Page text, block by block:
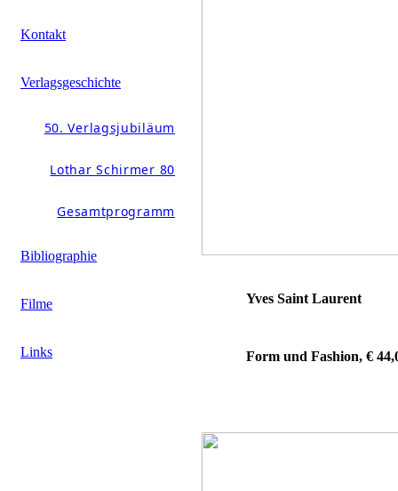
Kontakt
Verlagsgeschichte
50. Verlagsjubiläum
Lothar Schirmer 80
Gesamtprogramm
Bibliographie
Filme
Links
Yves Saint Laurent
Form und Fashion, €